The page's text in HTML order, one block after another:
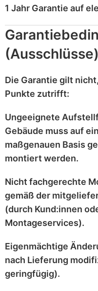
1 Jahr Garantie auf
(Ausschlüsse)
Die Garantie gilt nicht
Punkte zutrifft:
Ungeeignete
Gebäude muss auf
maßgenauen Basis
montiert werden.
Nicht fachgerechte
gemäß der
(durch Kund:innen
Montageservices).
Eigenmächtige
nach Lieferung
geringfügig).